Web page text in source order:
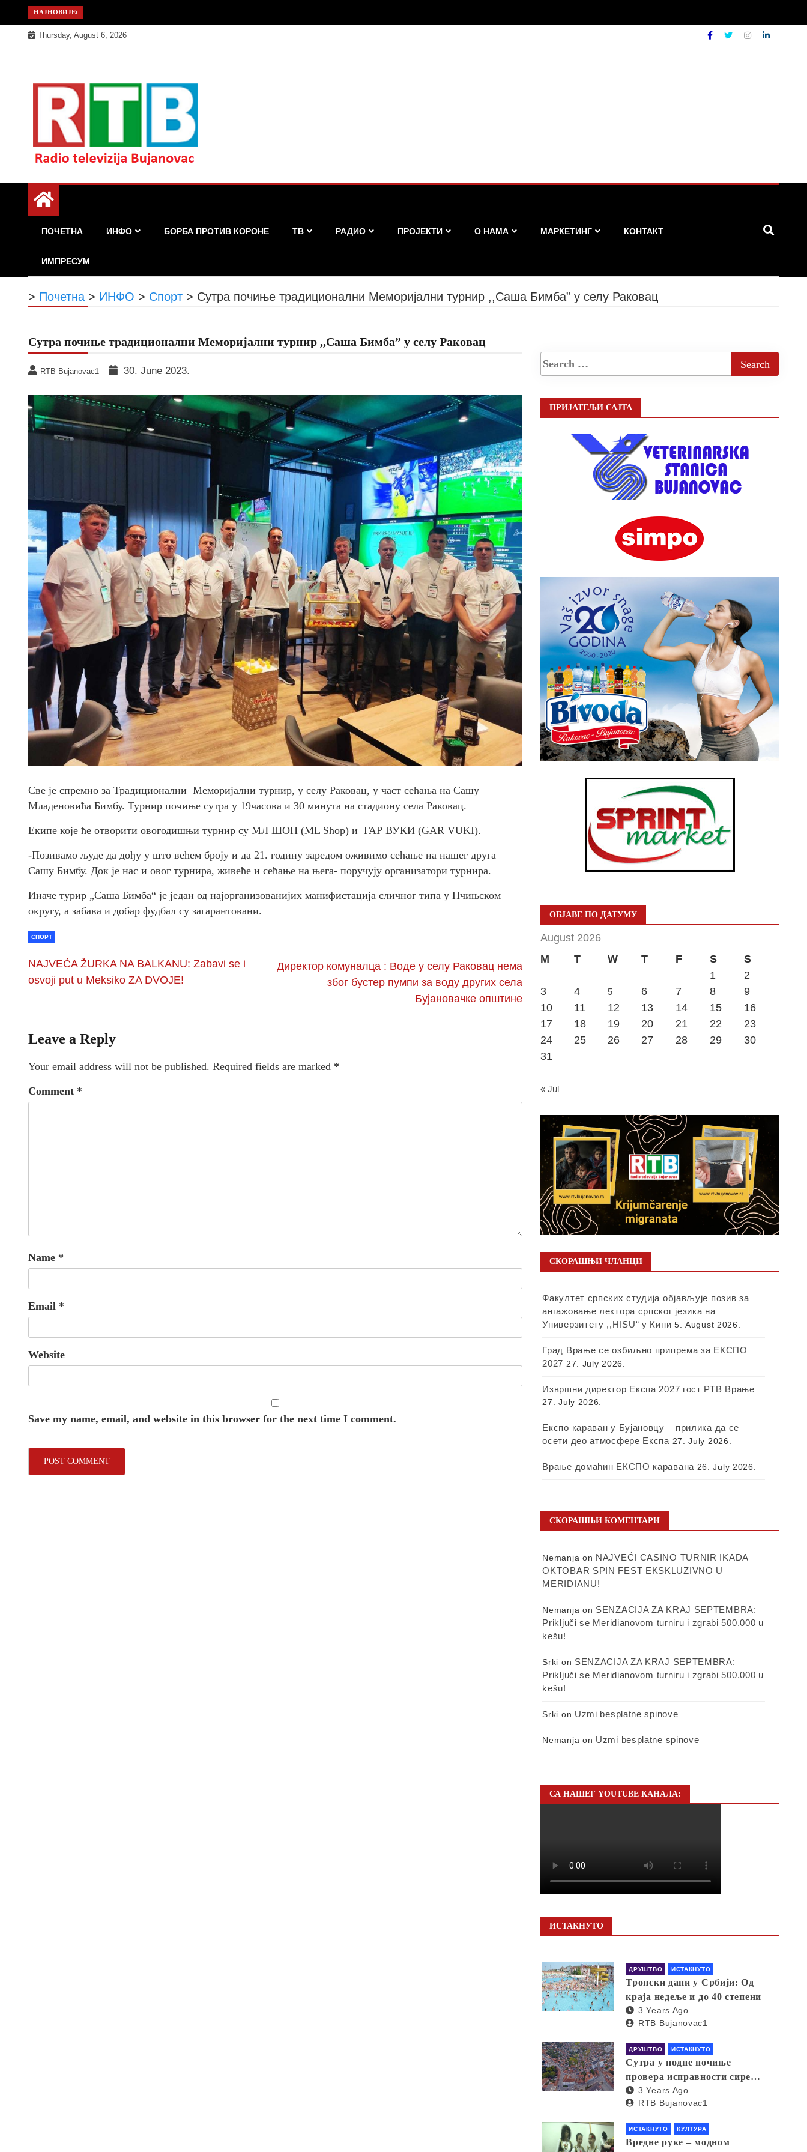
to
content
НАЈНОВИЈЕ:
Thursday, August 6, 2026
РТБ Бујановац
ПОЧЕТНА ИНФО БОРБА ПРОТИВ КОРОНЕ ТВ РАДИО ПРОЈЕКТИ О НАМА МАРКЕТИНГ КОНТАКТ
ИМПРЕСУМ
> Почетна > ИНФО > Спорт > Сутра почиње традиционални Меморијални турнир ,,Саша Бимба” у селу Раковац
Сутра почиње традиционални Меморијални турнир ,,Саша Бимба” у селу Раковац
RTB Bujanovac1 30. June 2023.
Све је спремно за Традиционални Меморијални турнир, у селу Раковац, у част сећања на Сашу
Младеновића Бимбу. Турнир почиње сутра у 19часова и 30 минута на стадиону села Раковац.
Екипе које ће отворити овогодишњи турнир су МЛ ШОП (МL Shop) и ГАР ВУКИ (GAR VUKI).
-Позивамо људе да дођу у што већем броју и да 21. годину заредом оживимо сећање на нашег друга
Сашу Бимбу. Док је нас и овог турнира, живеће и сећање на њега- поручују организатори турнира.
Иначе турир „Саша Бимба“ је један од најорганизованијих манифистација сличног типа у Пчињском
округу, а забава и добар фудбал су загарантовани.
СПОРТ
NAJVEĆA ŽURKA NA BALKANU: Zabavi se i
osvoji put u Meksiko ZA DVOJE!
Директор комуналца : Воде у селу Раковац нема
због бустер пумпи за воду других села
Бујановачке општине
Leave a Reply
Your email address will not be published. Required fields are marked *
Comment *
Name *
Email *
Website
Save my name, email, and website in this browser for the next time I comment.
ПРИЈАТЕЉИ САЈТА
ОБЈАВЕ ПО ДАТУМУ
August 2026
M
T W T F S
S
1
2
3
4 5 6 7 8
9
10
11 12 13 14 15
16
17
18 19 20 21 22
23
24
25 26 27 28 29
30
31
« Jul
СКОРАШЊИ ЧЛАНЦИ
Факултет српских студија објављује позив за
ангажовање лектора српског језика на
Универзитету ,,HISU“ у Кини 5. August 2026.
Град Врање се озбиљно припрема за ЕКСПО
2027 27. July 2026.
Извршни директор Експа 2027 гост РТВ Врање
27. July 2026.
Експо караван у Бујановцу – прилика да се
осети део атмосфере Експа 27. July 2026.
Врање домаћин ЕКСПО каравана 26. July 2026.
СКОРАШЊИ КОМЕНТАРИ
Nemanja on NAJVEĆI CASINO TURNIR IKADA –
OKTOBAR SPIN FEST EKSKLUZIVNO U
MERIDIANU!
Nemanja on SENZACIJA ZA KRAJ SEPTEMBRA:
Priključi se Meridianovom turniru i zgrabi 500.000 u
kešu!
Srki on SENZACIJA ZA KRAJ SEPTEMBRA:
Priključi se Meridianovom turniru i zgrabi 500.000 u
kešu!
Srki on Uzmi besplatne spinove
Nemanja on Uzmi besplatne spinove
СА НАШЕГ YOUTUBE КАНАЛА:
ИСТАКНУТО
ДРУШТВО ИСТАКНУТО
Тропски дани у Србији: Од
краја недеље и до 40 степени
3 Years Ago
RTB Bujanovac1
ДРУШТВО ИСТАКНУТО
Сутра у подне почиње
провера исправности сирена
за узбуњивање
3 Years Ago
RTB Bujanovac1
ИСТАКНУТО КУЛТУРА
Вредне руке – модном